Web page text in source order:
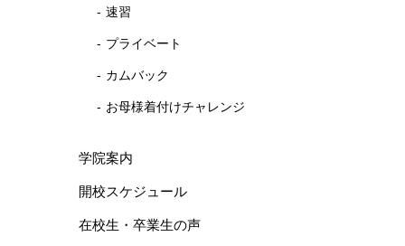
速習
プライベート
カムバック
お母様着付けチャレンジ
学院案内
開校スケジュール
在校生・卒業生の声